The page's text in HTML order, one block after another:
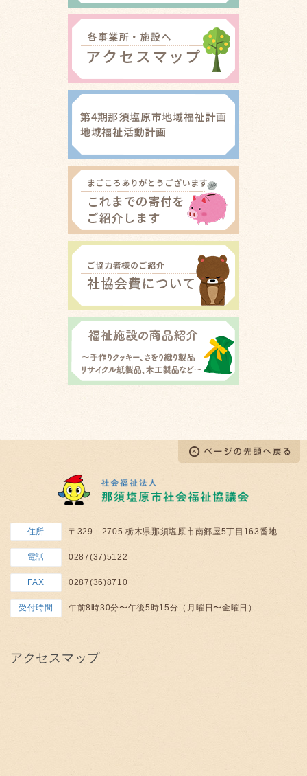
住所 〒329－2705 栃木県那須塩原市南郷屋5丁目163番地
電話 0287(37)5122
FAX 0287(36)8710
受付時間 午前8時30分〜午後5時15分（月曜日〜金曜日）
アクセスマップ